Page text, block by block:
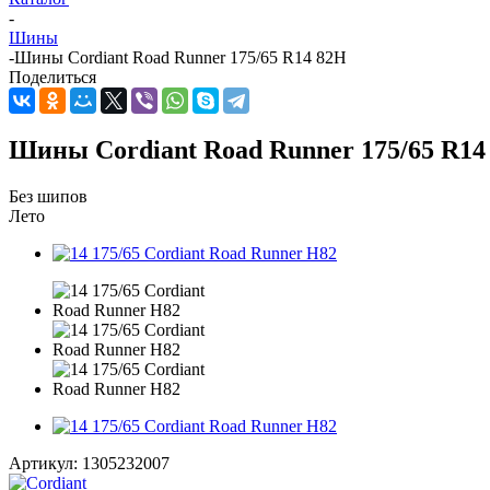
-
Шины
-Шины Cordiant Road Runner 175/65 R14 82H
Поделиться
Шины Cordiant Road Runner 175/65 R14
Без шипов
Лето
Артикул: 1305232007